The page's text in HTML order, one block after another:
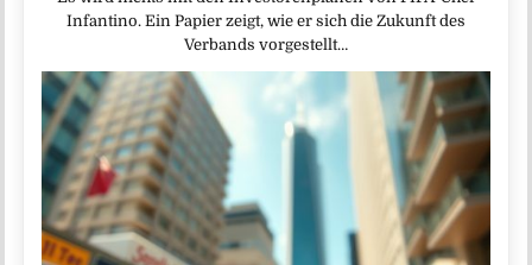
Infantino. Ein Papier zeigt, wie er sich die Zukunft des
Verbands vorgestellt…